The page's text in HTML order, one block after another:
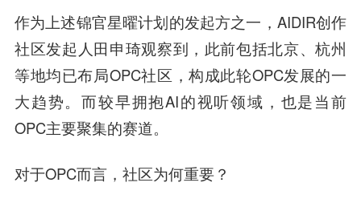
作为上述锦官星曜计划的发起方之一，AIDIR创作
社区发起人田申琦观察到，此前包括北京、杭州
等地均已布局OPC社区，构成此轮OPC发展的一
大趋势。而较早拥抱AI的视听领域，也是当前
OPC主要聚集的赛道。
对于OPC而言，社区为何重要？